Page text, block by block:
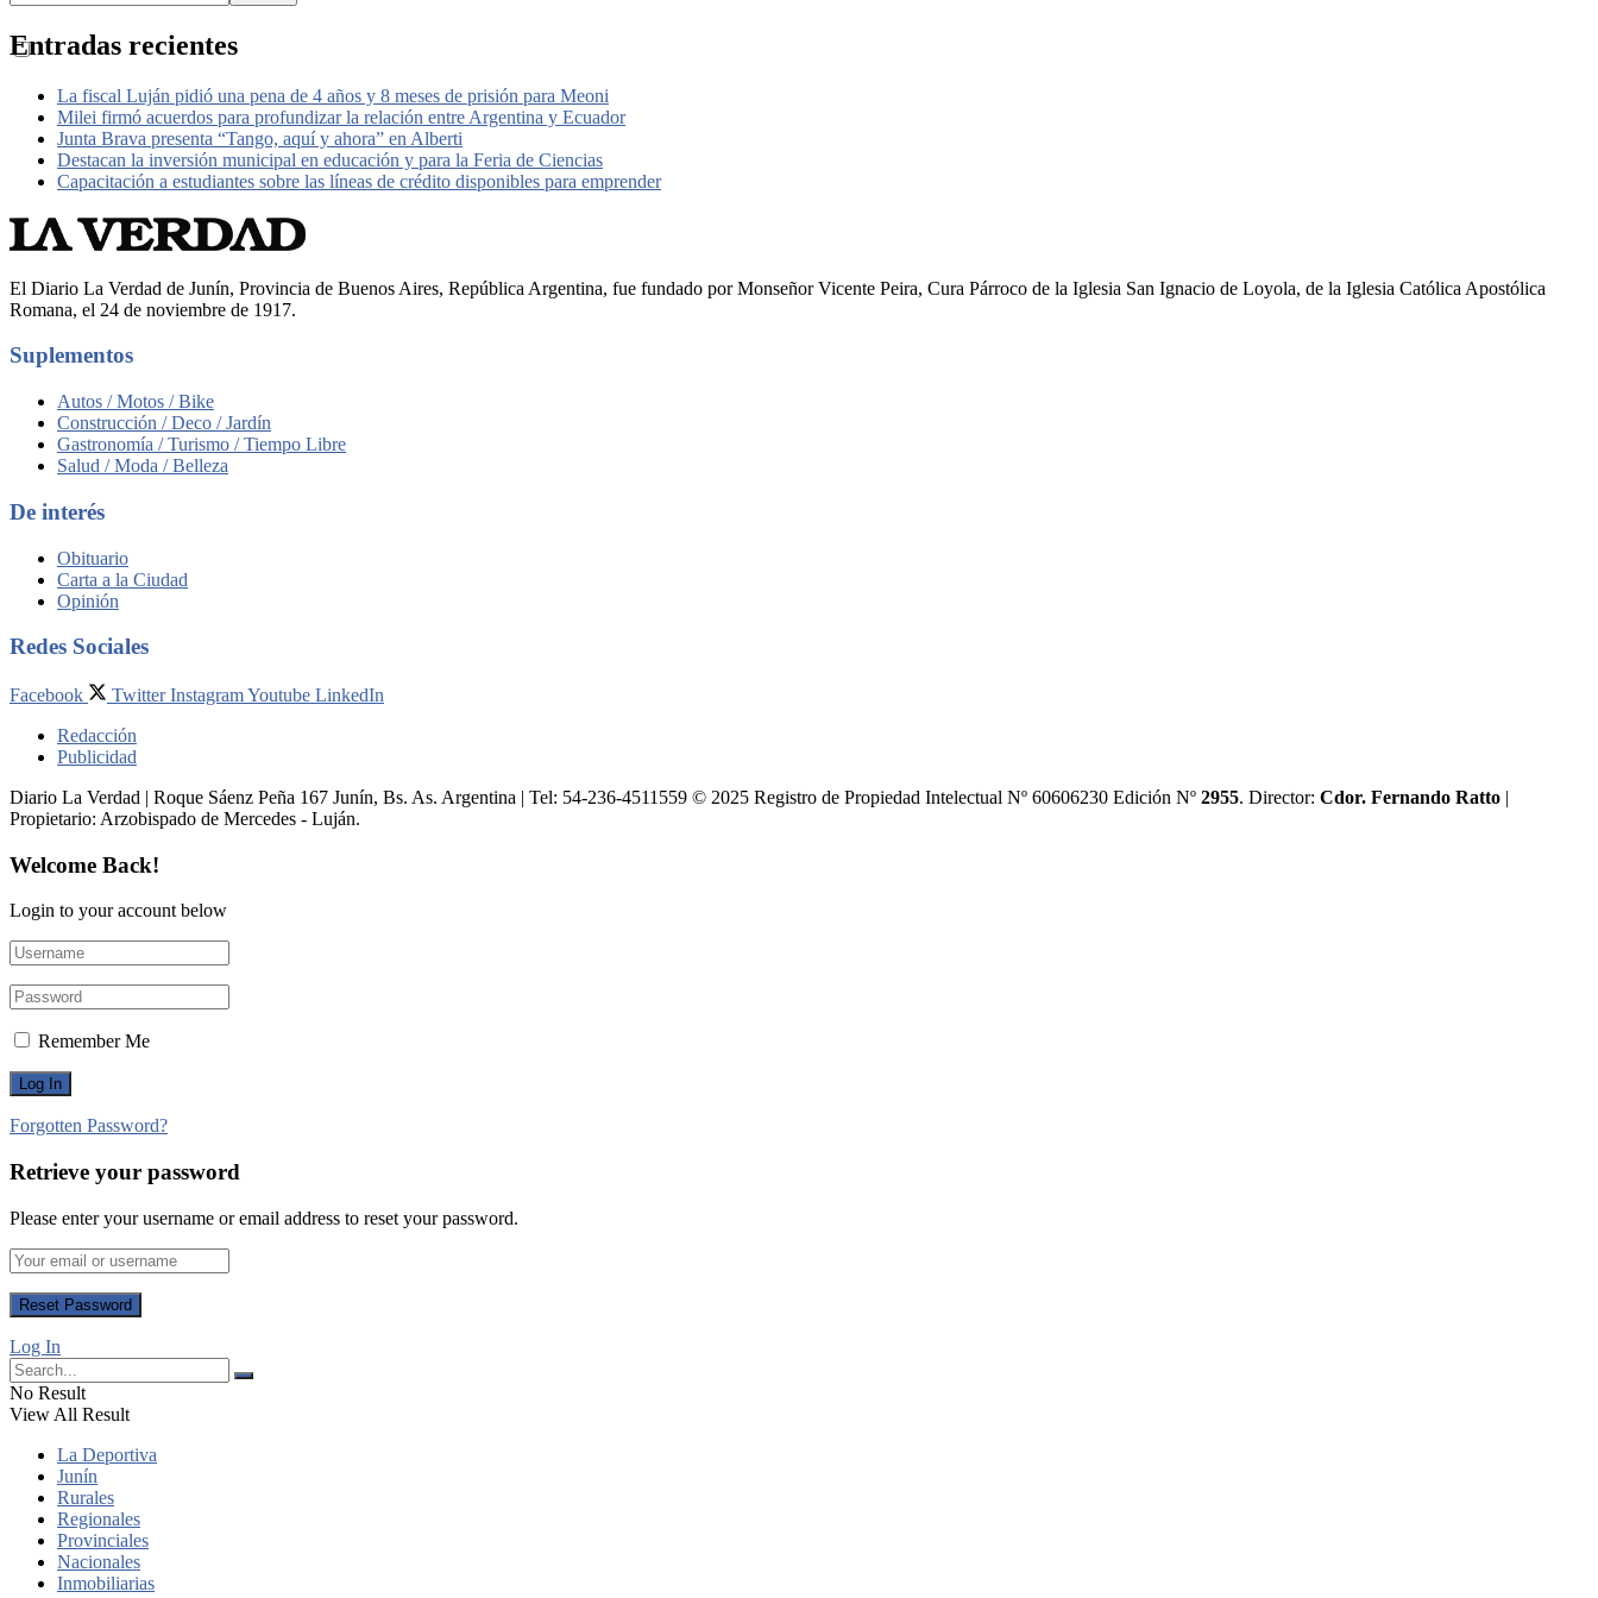
Entradas recientes
La fiscal Luján pidió una pena de 4 años y 8 meses de prisión para Meoni
Milei firmó acuerdos para profundizar la relación entre Argentina y Ecuador
Junta Brava presenta “Tango, aquí y ahora” en Alberti
Destacan la inversión municipal en educación y para la Feria de Ciencias
Capacitación a estudiantes sobre las líneas de crédito disponibles para emprender
El Diario La Verdad de Junín, Provincia de Buenos Aires, República Argentina, fue fundado por Monseñor Vicente Peira, Cura Párroco de la Iglesia San Ignacio de Loyola, de la Iglesia Católica Apostólica
Romana, el 24 de noviembre de 1917.
Suplementos
Autos / Motos / Bike
Construcción / Deco / Jardín
Gastronomía / Turismo / Tiempo Libre
Salud / Moda / Belleza
De interés
Obituario
Carta a la Ciudad
Opinión
Redes Sociales
Facebook Twitter InstagramYoutube LinkedIn
Redacción
Publicidad
Diario La Verdad | Roque Sáenz Peña 167 Junín, Bs. As. Argentina | Tel: 54-236-4511559 © 2025 Registro de Propiedad Intelectual Nº 60606230 Edición Nº 2955. Director:​ Cdor. Fernando Ratto |
Propietario:​ Arzobispado de Mercedes - Luján.
Welcome Back!
Login to your account below
Remember Me
Forgotten Password?
Retrieve your password
Please enter your username or email address to reset your password.
Log In
No Result
View All Result
La Deportiva
Junín
Rurales
Regionales
Provinciales
Nacionales
Inmobiliarias